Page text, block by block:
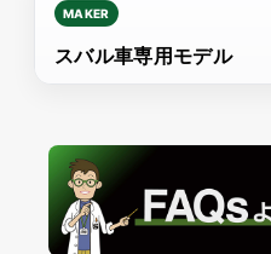
MAKER
スバル車専用モデル